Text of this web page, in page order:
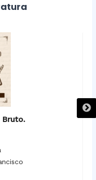
Bruto.